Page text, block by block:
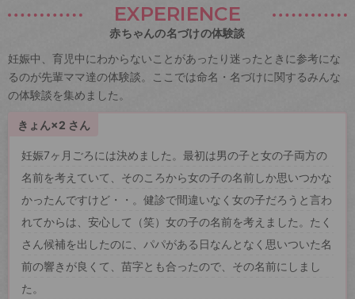
EXPERIENCE
赤ちゃんの名づけの体験談
妊娠中、育児中にわからないことがあったり迷ったときに参考にな
るのが先輩ママ達の体験談。ここでは命名・名づけに関するみんな
の体験談を集めました。
きょん×2 さん
妊娠7ヶ月ごろには決めました。最初は男の子と女の子両方の
名前を考えていて、そのころから女の子の名前しか思いつかな
かったんですけど・・。健診で間違いなく女の子だろうと言わ
れてからは、安心して（笑）女の子の名前を考えました。たく
さん候補を出したのに、パパがある日なんとなく思いついた名
前の響きが良くて、苗字とも合ったので、その名前にしまし
た。